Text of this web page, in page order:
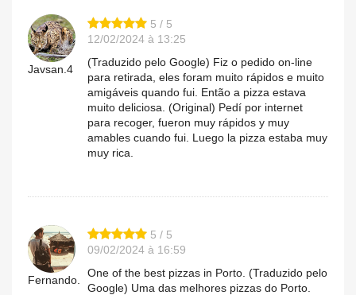
Javsan.4
5 / 5
12/02/2024 à 13:25
(Traduzido pelo Google) Fiz o pedido on-line
para retirada, eles foram muito rápidos e muito
amigáveis ​​quando fui. Então a pizza estava
muito deliciosa. (Original) Pedí por internet
para recoger, fueron muy rápidos y muy
amables cuando fui. Luego la pizza estaba muy
muy rica.
Fernando.
5 / 5
09/02/2024 à 16:59
One of the best pizzas in Porto. (Traduzido pelo
Google) Uma das melhores pizzas do Porto.